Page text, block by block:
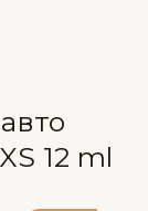
12 ml